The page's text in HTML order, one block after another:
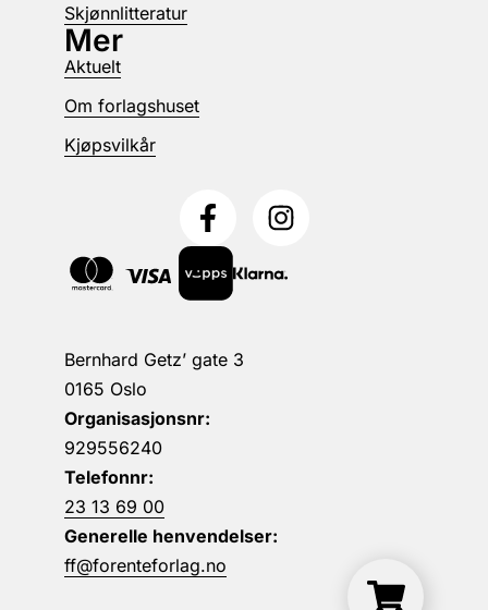
Bernhard Getz’ gate 3
0165 Oslo
Organisasjonsnr:
929556240
Telefonnr:
23 13 69 00
Generelle henvendelser:
ff@forenteforlag.no
Skjønnlitteratur
Mer
Aktuelt
Om forlagshuset
Kjøpsvilkår